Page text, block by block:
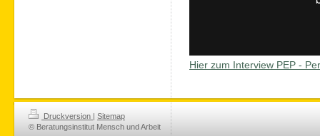
Hier zum Interview PEP -
Druckversion | Sitemap
© Beratungsinstitut Mensch und Arbeit